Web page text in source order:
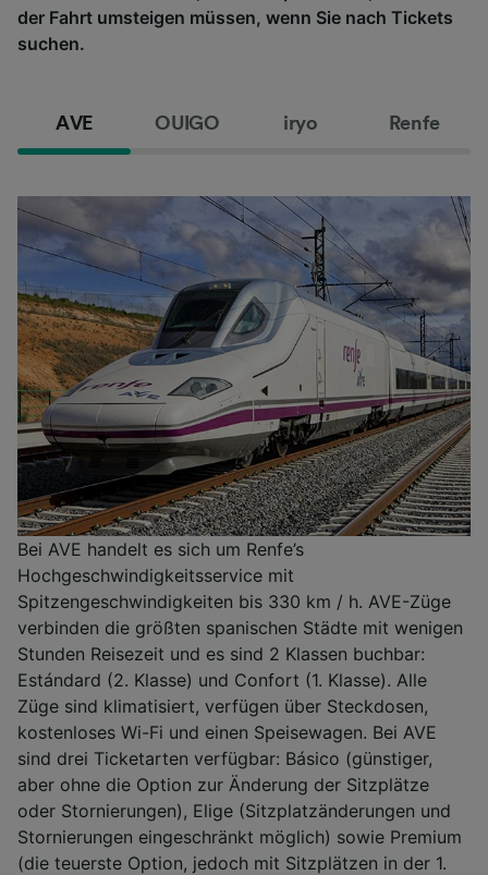
der Fahrt umsteigen müssen, wenn Sie nach Tickets
suchen.
AVE OUIGO iryo Renfe
Bei AVE handelt es sich um Renfe’s
Hochgeschwindigkeitsservice mit
Spitzengeschwindigkeiten bis 330 km / h. AVE-Züge
verbinden die größten spanischen Städte mit wenigen
Stunden Reisezeit und es sind 2 Klassen buchbar:
Estándard (2. Klasse) und Confort (1. Klasse). Alle
Züge sind klimatisiert, verfügen über Steckdosen,
kostenloses Wi-Fi und einen Speisewagen. Bei AVE
sind drei Ticketarten verfügbar: Básico (günstiger,
aber ohne die Option zur Änderung der Sitzplätze
oder Stornierungen), Elige (Sitzplatzänderungen und
Stornierungen eingeschränkt möglich) sowie Premium
(die teuerste Option, jedoch mit Sitzplätzen in der 1.